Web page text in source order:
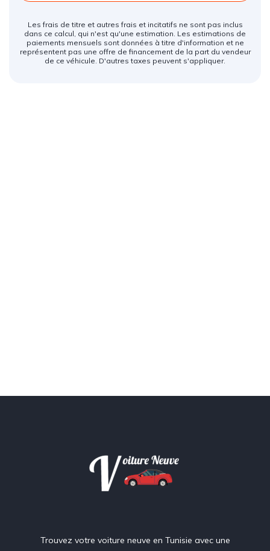
Les frais de titre et autres frais et incitatifs ne sont pas inclus
dans ce calcul, qui n'est qu'une estimation. Les estimations de
paiements mensuels sont données à titre d'information et ne
représentent pas une offre de financement de la part du vendeur
de ce véhicule. D'autres taxes peuvent s'appliquer.
Trouvez votre voiture neuve en Tunisie avec une